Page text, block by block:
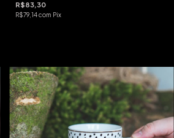
R$83,30
R$79,14com Pix